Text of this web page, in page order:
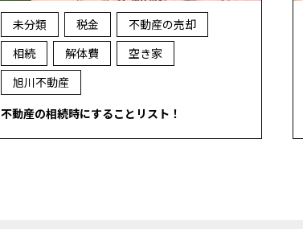
未分類 税金
不動産の売却
相続
解体費
空き家
旭川不動産
不動産の相続時にすることリスト！